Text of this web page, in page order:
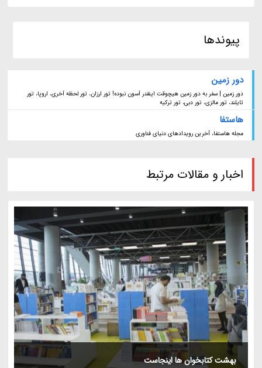
پیوندها
دور زمین
دور زمین | سفر به دور زمین هیچوقت اینقدر آسون نبوده! تور ارزان، تور لحظه آخری، اروپا، تور
تایلند، تور مالزی، تور دبی، تور ترکیه
هاستفا
مجله هاستفا، آخرین رویدادهای دنیای فناوری
اخبار و مقالات مرتبط
بهشت کتابخوان ها اینجاست